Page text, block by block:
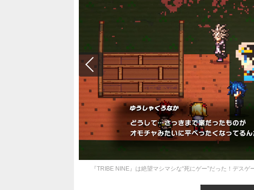
『TRIBE NINE』は絶望マシマシな“死にゲー”だった！デス